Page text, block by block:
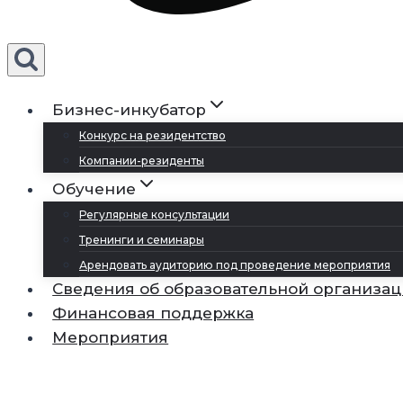
Бизнес-инкубатор
Конкурс на резидентство
Компании-резиденты
Обучение
Регулярные консультации
Тренинги и семинары
Арендовать аудиторию под проведение мероприятия
Сведения об образовательной
Финансовая поддержка
Мероприятия